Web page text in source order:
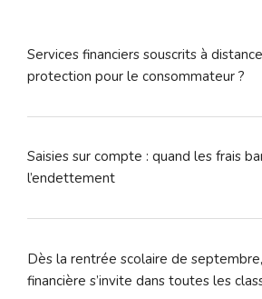
Services financiers souscrits à
protection pour le consommateur ?
Saisies sur compte : quand les frais
l’endettement
Dès la rentrée scolaire de septembre,
financière s’invite dans toutes les